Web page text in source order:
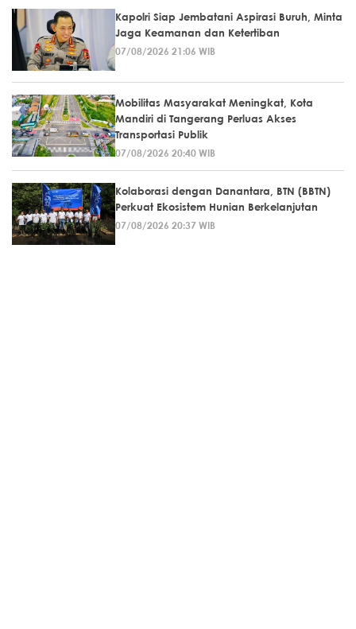
Kapolri Siap Jembatani Aspirasi Buruh, Minta
Jaga Keamanan dan Ketertiban
07/08/2026 21:06 WIB
Mobilitas Masyarakat Meningkat, Kota
Mandiri di Tangerang Perluas Akses
Transportasi Publik
07/08/2026 20:40 WIB
Kolaborasi dengan Danantara, BTN (BBTN)
Perkuat Ekosistem Hunian Berkelanjutan
07/08/2026 20:37 WIB